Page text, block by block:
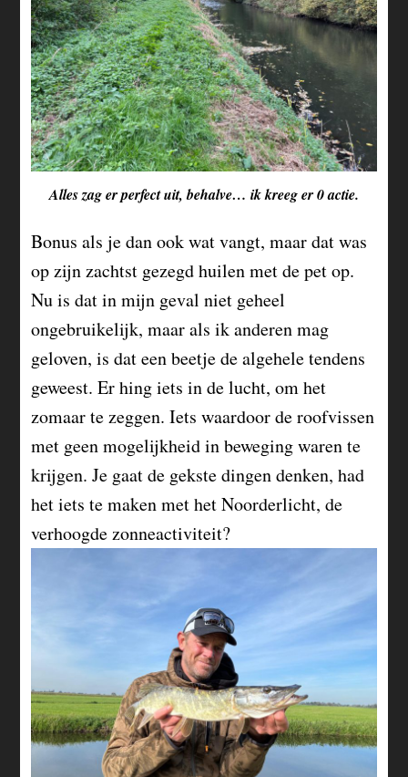
Alles zag er perfect uit, behalve… ik kreeg er 0 actie.
Bonus als je dan ook wat vangt, maar dat was
op zijn zachtst gezegd huilen met de pet op.
Nu is dat in mijn geval niet geheel
ongebruikelijk, maar als ik anderen mag
geloven, is dat een beetje de algehele tendens
geweest. Er hing iets in de lucht, om het
zomaar te zeggen. Iets waardoor de roofvissen
met geen mogelijkheid in beweging waren te
krijgen. Je gaat de gekste dingen denken, had
het iets te maken met het Noorderlicht, de
verhoogde zonneactiviteit?